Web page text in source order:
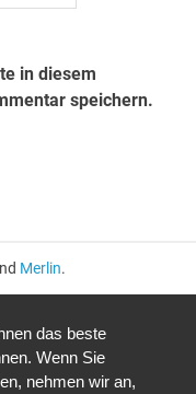
in diesem
speichern.
Merlin.
das beste
Wenn Sie
nehmen wir an,